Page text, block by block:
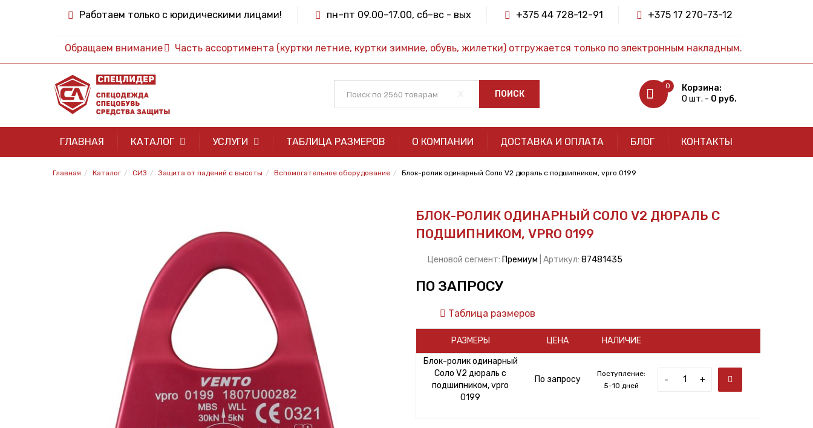
Работаем только с юридическими лицами! пн–пт 09.00–17.00, сб–вс - вых +375 44 728-12-91 +375 17 270-73-12
Обращаем внимание Часть ассортимента (куртки летние, куртки зимние, обувь, жилетки) отгружается только по электронным накладным.
ПОИСК
0
Корзина:
0 шт. - 0 руб.
ГЛАВНАЯ КАТАЛОГ УСЛУГИ ТАБЛИЦА РАЗМЕРОВ О КОМПАНИИ ДОСТАВКА И ОПЛАТА БЛОГ КОНТАКТЫ
Главная Каталог СИЗ Защита от падений с высоты Вспомогательное оборудование Блок-ролик одинарный Соло V2 дюраль с подшипником, vpro 0199
БЛОК-РОЛИК ОДИНАРНЫЙ СОЛО V2 ДЮРАЛЬ С
ПОДШИПНИКОМ, VPRO 0199
Ценовой сегмент: Премиум | Артикул: 87481435
ПО ЗАПРОСУ
Таблица размеров
РАЗМЕРЫ ЦЕНА
НАЛИЧИЕ
Блок-ролик одинарный
Соло V2 дюраль с
подшипником, vpro
0199
По запросу
Поступление:
5-10 дней
- +